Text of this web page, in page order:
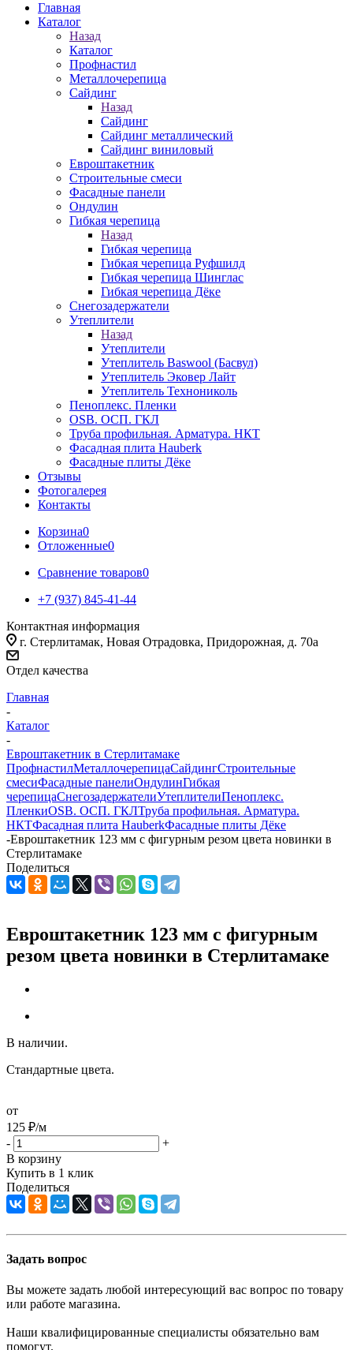
Главная
Каталог
Назад
Каталог
Профнастил
Металлочерепица
Сайдинг
Назад
Сайдинг
Сайдинг металлический
Сайдинг виниловый
Евроштакетник
Строительные смеси
Фасадные панели
Ондулин
Гибкая черепица
Назад
Гибкая черепица
Гибкая черепица Руфшилд
Гибкая черепица Шинглас
Гибкая черепица Дёке
Снегозадержатели
Утеплители
Назад
Утеплители
Утеплитель Baswool (Басвул)
Утеплитель Эковер Лайт
Утеплитель Технониколь
Пеноплекс. Пленки
OSB. ОСП. ГКЛ
Труба профильная. Арматура. НКТ
Фасадная плита Hauberk
Фасадные плиты Дёке
Отзывы
Фотогалерея
Контакты
Корзина0
Отложенные0
Сравнение товаров0
+7 (937) 845-41-44
Контактная информация
г. Стерлитамак, Новая Отрадовка, Придорожная, д. 70а
Отдел качества
Главная
-
Каталог
-
Евроштакетник в Стерлитамаке
ПрофнастилМеталлочерепицаСайдингСтроительные
смесиФасадные панелиОндулинГибкая
черепицаСнегозадержателиУтеплителиПеноплекс.
ПленкиOSB. ОСП. ГКЛТруба профильная. Арматура.
НКТФасадная плита HauberkФасадные плиты Дёке
-Евроштакетник 123 мм с фигурным резом цвета новинки в
Стерлитамаке
Поделиться
Евроштакетник 123 мм с фигурным
резом цвета новинки в Стерлитамаке
В наличии.
Стандартные цвета.
от
125 ₽/м
-
+
В корзину
Купить в 1 клик
Поделиться
Задать вопрос
Вы можете задать любой интересующий вас вопрос по товару
или работе магазина.
Наши квалифицированные специалисты обязательно вам
помогут.